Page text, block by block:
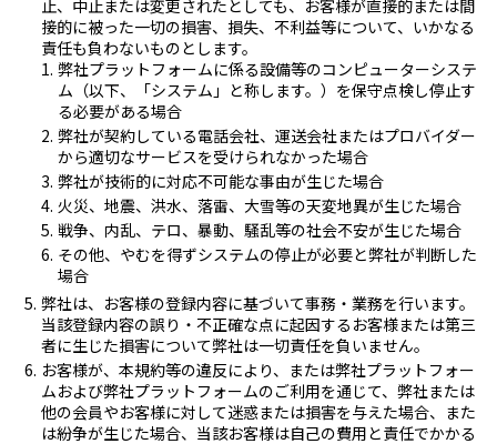
止、中止または変更されたとしても、お客様が直接的または間
接的に被った一切の損害、損失、不利益等について、いかなる
責任も負わないものとします。
弊社プラットフォームに係る設備等のコンピューターシステ
ム（以下、「システム」と称します。）を保守点検し停止す
る必要がある場合
弊社が契約している電話会社、運送会社またはプロバイダー
から適切なサービスを受けられなかった場合
弊社が技術的に対応不可能な事由が生じた場合
火災、地震、洪水、落雷、大雪等の天変地異が生じた場合
戦争、内乱、テロ、暴動、騒乱等の社会不安が生じた場合
その他、やむを得ずシステムの停止が必要と弊社が判断した
場合
弊社は、お客様の登録内容に基づいて事務・業務を行います。
当該登録内容の誤り・不正確な点に起因するお客様または第三
者に生じた損害について弊社は一切責任を負いません。
お客様が、本規約等の違反により、または弊社プラットフォー
ムおよび弊社プラットフォームのご利用を通じて、弊社または
他の会員やお客様に対して迷惑または損害を与えた場合、また
は紛争が生じた場合、当該お客様は自己の費用と責任でかかる